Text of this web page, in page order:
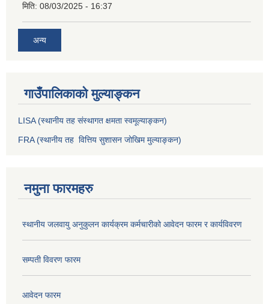
मिति: 08/03/2025 - 16:37
अन्य
गाउँपालिकाको मुल्याङ्कन
LISA (स्थानीय तह संस्थागत क्षमता स्वमूल्याङ्कन)
FRA (स्थानीय तह वित्तिय सुशासन जोखिम मुल्याङ्कन)
नमुना फारमहरु
स्थानीय जलवायु अनुकुलन कार्यक्रम कर्मचारीको आवेदन फारम र कार्यविवरण
सम्पती विवरण फारम
आवेदन फारम